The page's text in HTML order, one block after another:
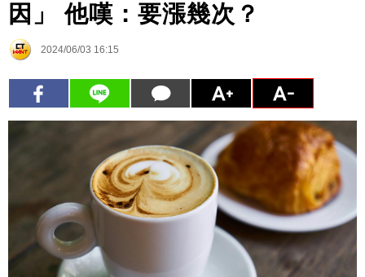
因」 他嘆：要漲幾次？
2024/06/03 16:15